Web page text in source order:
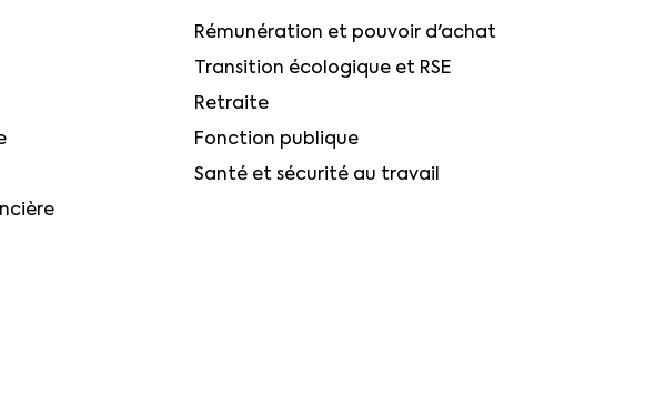
Rémunération et pouvoir d'achat
Transition écologique et RSE
Retraite
Fonction publique
Santé et sécurité au travail